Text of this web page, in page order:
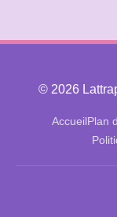
© 2026
AccueilPlan